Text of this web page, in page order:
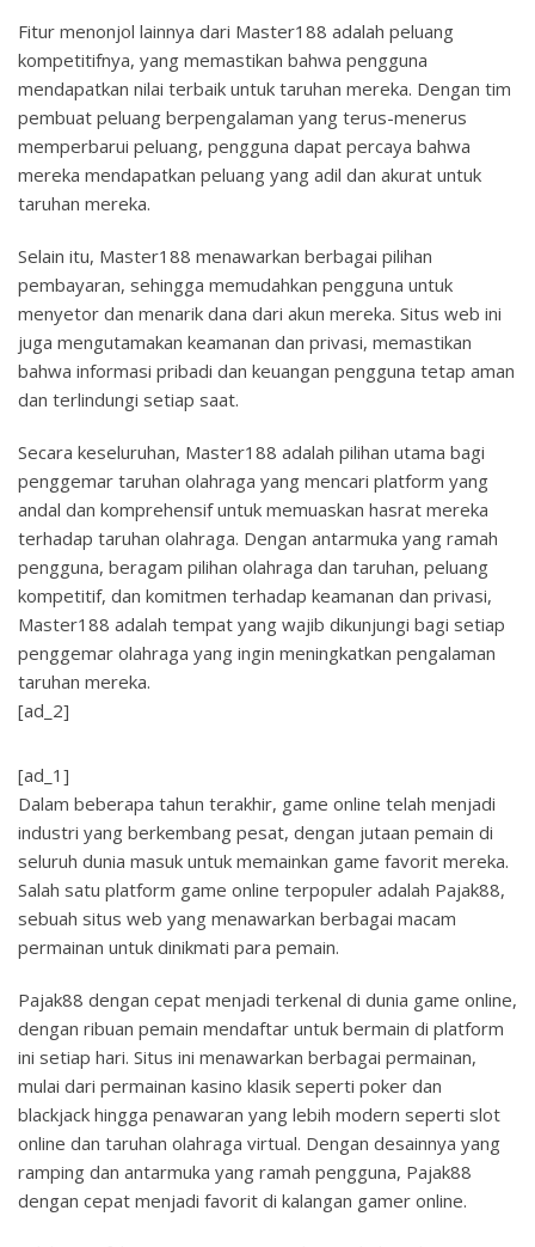
Fitur menonjol lainnya dari Master188 adalah peluang
kompetitifnya, yang memastikan bahwa pengguna
mendapatkan nilai terbaik untuk taruhan mereka. Dengan tim
pembuat peluang berpengalaman yang terus-menerus
memperbarui peluang, pengguna dapat percaya bahwa
mereka mendapatkan peluang yang adil dan akurat untuk
taruhan mereka.
Selain itu, Master188 menawarkan berbagai pilihan
pembayaran, sehingga memudahkan pengguna untuk
menyetor dan menarik dana dari akun mereka. Situs web ini
juga mengutamakan keamanan dan privasi, memastikan
bahwa informasi pribadi dan keuangan pengguna tetap aman
dan terlindungi setiap saat.
Secara keseluruhan, Master188 adalah pilihan utama bagi
penggemar taruhan olahraga yang mencari platform yang
andal dan komprehensif untuk memuaskan hasrat mereka
terhadap taruhan olahraga. Dengan antarmuka yang ramah
pengguna, beragam pilihan olahraga dan taruhan, peluang
kompetitif, dan komitmen terhadap keamanan dan privasi,
Master188 adalah tempat yang wajib dikunjungi bagi setiap
penggemar olahraga yang ingin meningkatkan pengalaman
taruhan mereka.
[ad_2]
[ad_1]
Dalam beberapa tahun terakhir, game online telah menjadi
industri yang berkembang pesat, dengan jutaan pemain di
seluruh dunia masuk untuk memainkan game favorit mereka.
Salah satu platform game online terpopuler adalah Pajak88,
sebuah situs web yang menawarkan berbagai macam
permainan untuk dinikmati para pemain.
Pajak88 dengan cepat menjadi terkenal di dunia game online,
dengan ribuan pemain mendaftar untuk bermain di platform
ini setiap hari. Situs ini menawarkan berbagai permainan,
mulai dari permainan kasino klasik seperti poker dan
blackjack hingga penawaran yang lebih modern seperti slot
online dan taruhan olahraga virtual. Dengan desainnya yang
ramping dan antarmuka yang ramah pengguna, Pajak88
dengan cepat menjadi favorit di kalangan gamer online.